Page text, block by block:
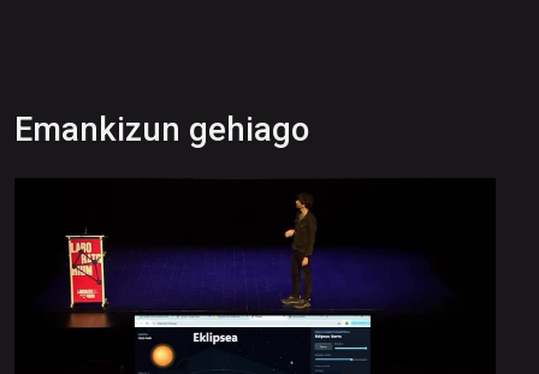
Emankizun gehiago